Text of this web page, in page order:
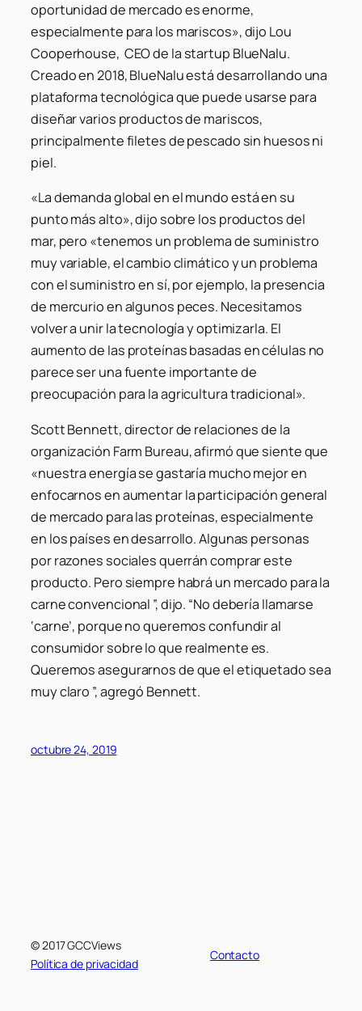
oportunidad de mercado es enorme,
especialmente para los mariscos», dijo Lou
Cooperhouse, CEO de la startup BlueNalu.
Creado en 2018, BlueNalu está desarrollando una
plataforma tecnológica que puede usarse para
diseñar varios productos de mariscos,
principalmente filetes de pescado sin huesos ni
piel.
«La demanda global en el mundo está en su
punto más alto», dijo sobre los productos del
mar, pero «tenemos un problema de suministro
muy variable, el cambio climático y un problema
con el suministro en sí, por ejemplo, la presencia
de mercurio en algunos peces. Necesitamos
volver a unir la tecnología y optimizarla. El
aumento de las proteínas basadas en células no
parece ser una fuente importante de
preocupación para la agricultura tradicional».
Scott Bennett, director de relaciones de la
organización Farm Bureau, afirmó que siente que
«nuestra energía se gastaría mucho mejor en
enfocarnos en aumentar la participación general
de mercado para las proteínas, especialmente
en los países en desarrollo. Algunas personas
por razones sociales querrán comprar este
producto. Pero siempre habrá un mercado para la
carne convencional ”, dijo. “No debería llamarse
‘carne’, porque no queremos confundir al
consumidor sobre lo que realmente es.
Queremos asegurarnos de que el etiquetado sea
muy claro ”, agregó Bennett.
octubre 24, 2019
© 2017 GCCViews
Política de privacidad
Contacto